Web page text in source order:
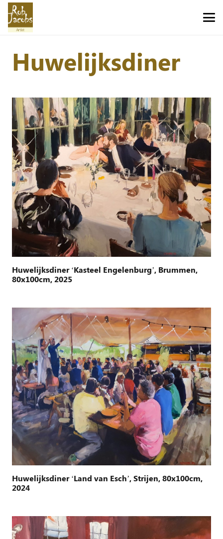
Huwelijksdiner
Huwelijksdiner ‘Kasteel Engelenburg’, Brummen,
80x100cm, 2025
Huwelijksdiner ‘Land van Esch’, Strijen, 80x100cm,
2024